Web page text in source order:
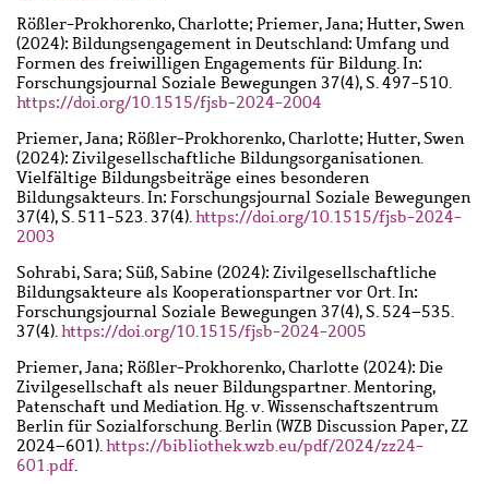
Rößler-Prokhorenko, Charlotte; Priemer, Jana; Hutter, Swen
(2024): Bildungsengagement in Deutschland: Umfang und
Formen des freiwilligen Engagements für Bildung. In:
Forschungsjournal Soziale Bewegungen 37(4), S. 497-510.
https://doi.org/10.1515/fjsb-2024-2004
Priemer, Jana; Rößler-Prokhorenko, Charlotte; Hutter, Swen
(2024): Zivilgesellschaftliche Bildungsorganisationen.
Vielfältige Bildungsbeiträge eines besonderen
Bildungsakteurs. In: Forschungsjournal Soziale Bewegungen
37(4), S. 511-523.37(4).https://doi.org/10.1515/fjsb-2024-
2003
Sohrabi, Sara; Süß, Sabine (2024): Zivilgesellschaftliche
Bildungsakteure als Kooperationspartner vor Ort. In:
Forschungsjournal Soziale Bewegungen 37(4), S. 524–535.
37(4).https://doi.org/10.1515/fjsb-2024-2005
Priemer, Jana; Rößler-Prokhorenko, Charlotte (2024): Die
Zivilgesellschaft als neuer Bildungspartner. Mentoring,
Patenschaft und Mediation. Hg. v. Wissenschaftszentrum
Berlin für Sozialforschung. Berlin (WZB Discussion Paper, ZZ
2024–601).https://bibliothek.wzb.eu/pdf/2024/zz24-
601.pdf.